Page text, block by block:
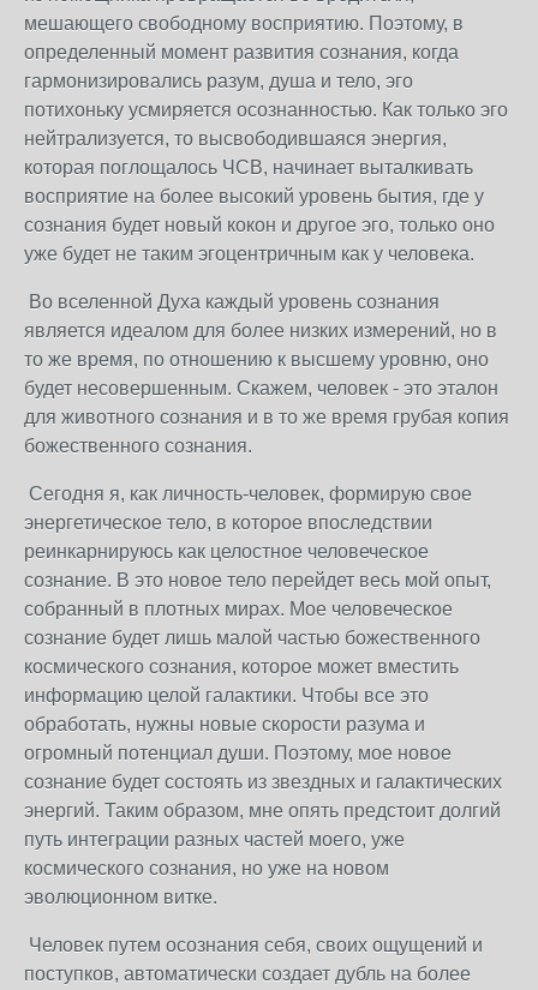
мешающего свободному восприятию. Поэтому, в
определенный момент развития сознания, когда
гармонизировались разум, душа и тело, эго
потихоньку усмиряется осознанностью. Как только эго
нейтрализуется, то высвободившаяся энергия,
которая поглощалось ЧСВ, начинает выталкивать
восприятие на более высокий уровень бытия, где у
сознания будет новый кокон и другое эго, только оно
уже будет не таким эгоцентричным как у человека.
Во вселенной Духа каждый уровень сознания
является идеалом для более низких измерений, но в
то же время, по отношению к высшему уровню, оно
будет несовершенным. Скажем, человек - это эталон
для животного сознания и в то же время грубая копия
божественного сознания.
Сегодня я, как личность-человек, формирую свое
энергетическое тело, в которое впоследствии
реинкарнируюсь как целостное человеческое
сознание. В это новое тело перейдет весь мой опыт,
собранный в плотных мирах. Мое человеческое
сознание будет лишь малой частью божественного
космического сознания, которое может вместить
информацию целой галактики. Чтобы все это
обработать, нужны новые скорости разума и
огромный потенциал души. Поэтому, мое новое
сознание будет состоять из звездных и галактических
энергий. Таким образом, мне опять предстоит долгий
путь интеграции разных частей моего, уже
космического сознания, но уже на новом
эволюционном витке.
Человек путем осознания себя, своих ощущений и
поступков, автоматически создает дубль на более